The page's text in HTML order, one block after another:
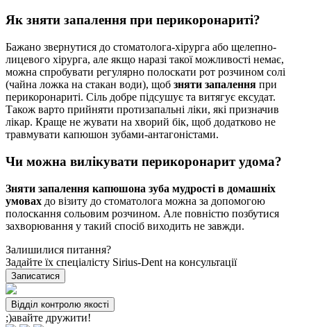
Як зняти запалення при перикоронариті?
Бажано звернутися до стоматолога-хірурга або щелепно-
лицевого хірурга, але якщо наразі такої можливості немає,
можна спробувати регулярно полоскати рот розчином солі
(чайна ложка на стакан води), щоб зняти запалення при
перикоронариті. Сіль добре підсушує та витягує ексудат.
Також варто прийняти протизапальні ліки, які призначив
лікар. Краще не жувати на хворий бік, щоб додатково не
травмувати капюшон зубами-антагоністами.
Чи можна вилікувати перикоронарит удома?
Зняти запалення капюшона зуба мудрості в домашніх
умовах до візиту до стоматолога можна за допомогою
полоскання сольовим розчином. Але повністю позбутися
захворювання у такий спосіб виходить не завжди.
Залишилися питання?
Задайте їх спеціалісту Sirius-Dent на консультації
Записатися
Відділ контролю якості
;)авайте дружити!